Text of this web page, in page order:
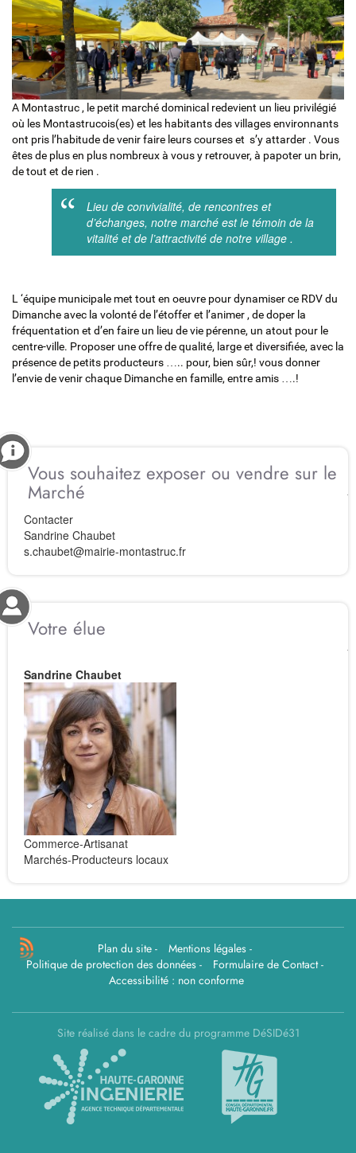
A Montastruc , le petit marché dominical redevient un lieu privilégié
où les Montastrucois(es) et les habitants des villages environnants
ont pris l’habitude de venir faire leurs courses et s’y attarder . Vous
êtes de plus en plus nombreux à vous y retrouver, à papoter un brin,
de tout et de rien .
Lieu de convivialité, de rencontres et
d’échanges, notre marché est le témoin de la
vitalité et de l’attractivité de notre village .
L ‘équipe municipale met tout en oeuvre pour dynamiser ce RDV du
Dimanche avec la volonté de l’étoffer et l’animer , de doper la
fréquentation et d’en faire un lieu de vie pérenne, un atout pour le
centre-ville. Proposer une offre de qualité, large et diversifiée, avec la
présence de petits producteurs ….. pour, bien sûr,! vous donner
l’envie de venir chaque Dimanche en famille, entre amis ….!
Vous souhaitez exposer ou vendre sur le
Marché
Contacter
Sandrine Chaubet
s.chaubet@mairie-montastruc.fr
Votre élue
Sandrine Chaubet
Commerce-Artisanat
Marchés-Producteurs locaux
Plan du site- Mentions légales-
Politique de protection des données- Formulaire de Contact-
Accessibilité : non conforme
Site réalisé dans le cadre du programme DéSIDé31